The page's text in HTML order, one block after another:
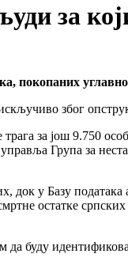
за
покопаних
због
за још 9.750
Група за
у Базу података
остатке
да буду